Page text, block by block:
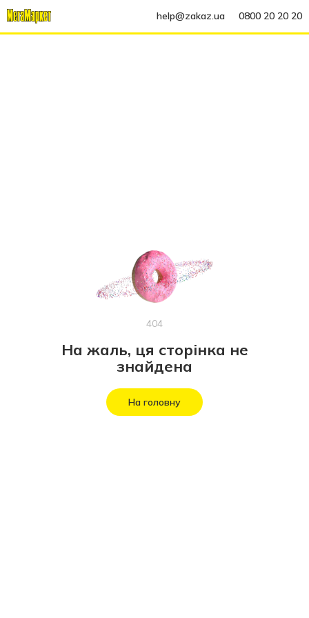
help@zakaz.ua 0800 20 20 20
404
На жаль, ця сторінка не
знайдена
На головну